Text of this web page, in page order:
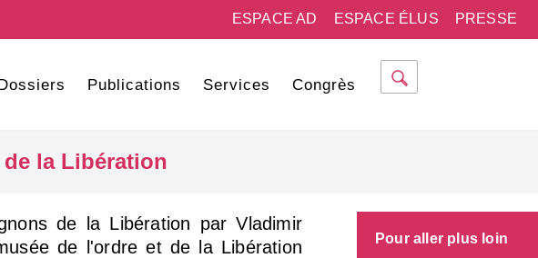
PRESSE
ESPACE ÉLUS
ESPACE AD
Publications Services Congrès
la Libération
de la Libération par Vladimir
de l'ordre et de la Libération
Pour aller plus loin